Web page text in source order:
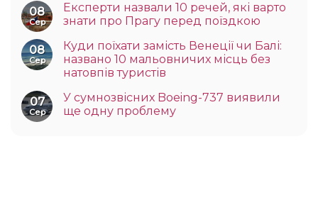
08
Сер
Експерти назвали 10 речей, які варто
знати про Прагу перед поїздкою
08
Сер
Куди поїхати замість Венеції чи Балі:
названо 10 мальовничих місць без
натовпів туристів
07
Сер
У сумнозвісних Boeing-737 виявили
ще одну проблему